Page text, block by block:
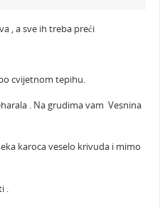
, a sve ih treba preći
cvijetnom tepihu.
. Na grudima vam Vesnina
karoca veselo krivuda i mimo
.